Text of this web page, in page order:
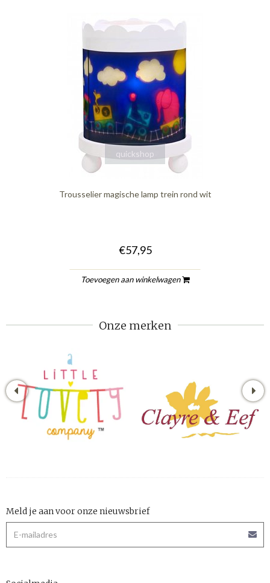
quickshop
Trousselier magische lamp trein rond wit
€57,95
Toevoegen aan winkelwagen
Onze merken
Meld je aan voor onze nieuwsbrief